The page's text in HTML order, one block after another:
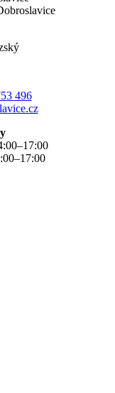
496